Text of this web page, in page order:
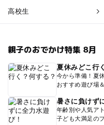
高校生
親子のおでかけ特集 8月
夏休みどこ行
今から準備！夏
おすすめ遊び場
暑さに負けず
年齢別や人気ア
子ども大満足の